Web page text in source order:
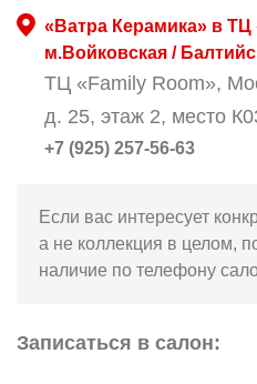
«Ватра Керамика» в ТЦ
м.Войковская /
ТЦ «Family Room»,
д. 25, этаж 2, место
+7 (925) 257-56-63
Если вас интересует
а не коллекция в целом,
наличие по телефону
Записаться в салон: